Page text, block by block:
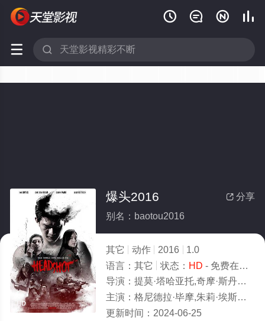
   
 
HD
 分享
爆头2016
别名：baotou2016
其它 动作 2016
1.0
语言： 其它 状态： HD - 免费在线观看
导演： 提莫·塔哈亚托,奇摩·斯丹波尔
主演： 格尼德拉·毕摩,朱莉·埃斯特尔,戴维·叶诚万,切尔西·艾斯兰,耶皮·喀什南达,扎克·李,博朗·帕拉雷,冯推守,伊科·乌艾斯,维利·崔·尤里斯曼
更新时间： 2024-06-25